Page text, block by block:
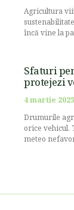
Agricultura
încă vine la
Sfaturi
protejezi
4 martie 2025
Drumurile
orice vehicul.
meteo